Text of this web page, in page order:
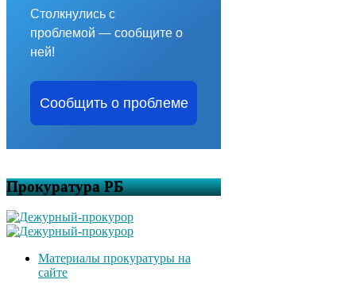
Столкнулись с
проблемой — сообщите о
ней!
Сообщить о проблеме
Прокуратура РБ
Материалы прокуратуры на
сайте